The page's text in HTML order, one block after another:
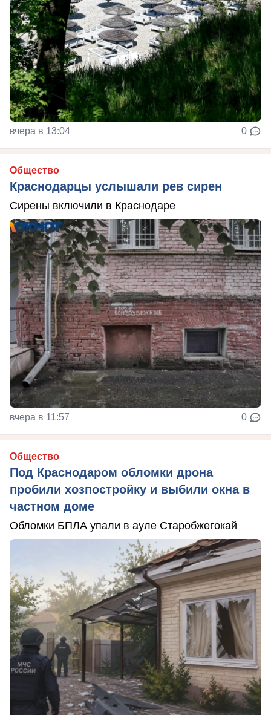
вчера в 13:04 0
Общество
Краснодарцы услышали рев сирен
Сирены включили в Краснодаре
вчера в 11:57 0
Общество
Под Краснодаром обломки дрона
пробили хозпостройку и выбили окна в
частном доме
Обломки БПЛА упали в ауле Старобжегокай